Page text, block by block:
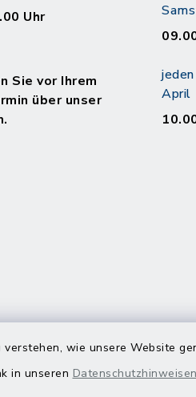
wie unsere Website
in unseren Datenschutzhinweisen
Uhr
Sie vor Ihrem
über unser
April